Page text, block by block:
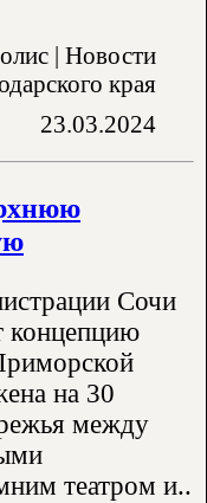
| Новости
края
23.03.2024
Сочи
концепцию
на 30
между
театром и..